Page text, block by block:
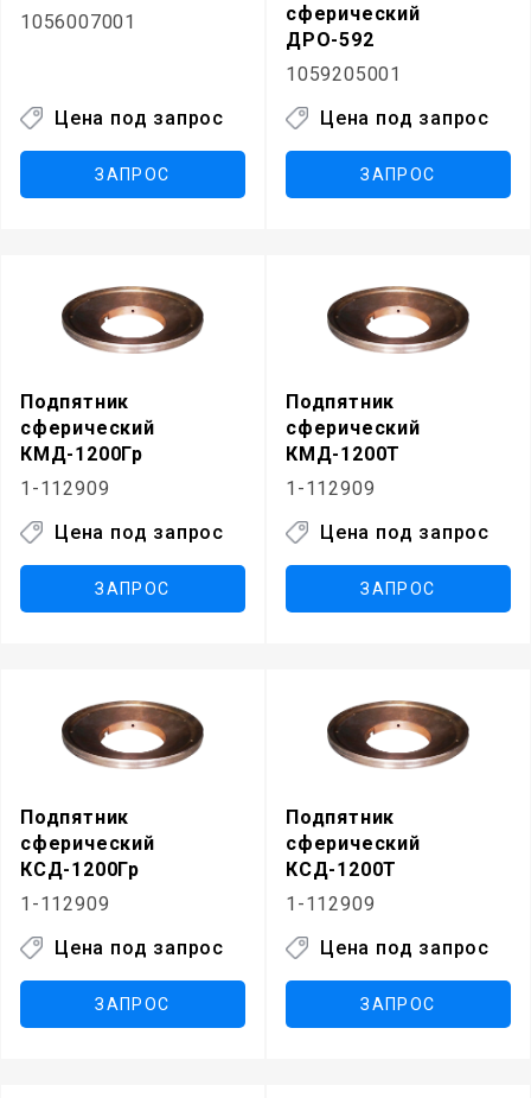
1056007001
Цена под запрос
ЗАПРОС
сферический
ДРО-592
1059205001
Цена под запрос
ЗАПРОС
Подпятник
сферический
КМД-1200Гр
1-112909
Цена под запрос
ЗАПРОС
Подпятник
сферический
КМД-1200Т
1-112909
Цена под запрос
ЗАПРОС
Подпятник
сферический
КСД-1200Гр
1-112909
Цена под запрос
ЗАПРОС
Подпятник
сферический
КСД-1200Т
1-112909
Цена под запрос
ЗАПРОС